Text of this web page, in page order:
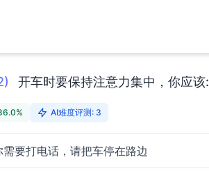
开车时要保持注意力集中，你应该:
AI难度评测: 3
需要打电话，请把车停在路边